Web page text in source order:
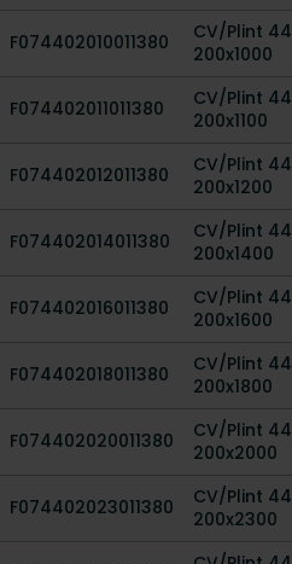
F074402010011380
CV/Plint 44
200x1000
F074402011011380
CV/Plint 44
200x1100
F074402012011380
CV/Plint 44
200x1200
F074402014011380
CV/Plint 44
200x1400
F074402016011380
CV/Plint 44
200x1600
F074402018011380
CV/Plint 44
200x1800
F074402020011380
CV/Plint 44
200x2000
F074402023011380
CV/Plint 44
200x2300